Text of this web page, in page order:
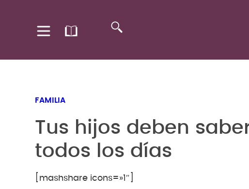
FAMILIA
Tus hijos deben
todos los días
[mashshare icons=»1″]